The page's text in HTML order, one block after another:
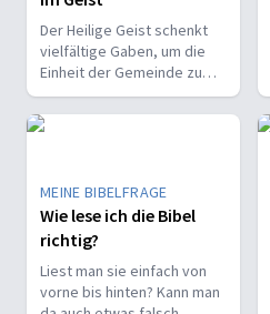
Der Heilige Geist schenkt
vielfältige Gaben, um die
Einheit der Gemeinde zu
stärken und sie zu
befähigen, Christus vor den
Menschen zu bekennen.
MEINE BIBELFRAGE
Wie lese ich die Bibel
richtig?
Liest man sie einfach von
vorne bis hinten? Kann man